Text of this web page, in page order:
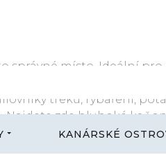
KANÁRSKÉ
správné místo. Ideální
nadšeni jeho
treků, rybaření,
zde hluboké
golfové hřiště. Jestli se